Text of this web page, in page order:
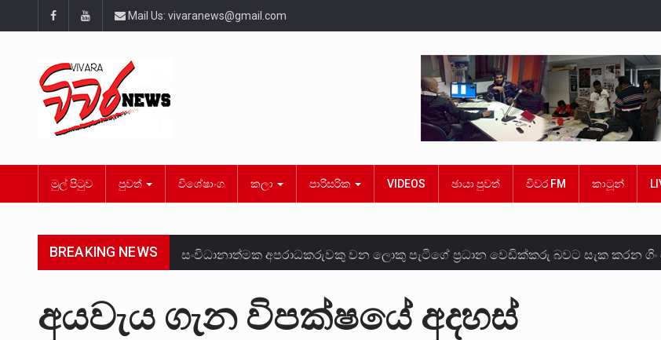
Mail Us: vivaranews@gmail.com
මුල් පිටුව පුවත් විශේෂාංග කලා පාරිසරික VIDEOS ඡායා පුවත් විවර FM කාටූන්
BREAKING NEWS සංවිධානාත්මක අපරාධකරුවකු වන ලොකු පැටිගේ ප්‍රධාන වෙඩික්කරු බවට සැක කරන ගිං
බන්ධනාගාර රැදවියන් 1,021 දෙනෙකු ඉකුත් වසර පහක කාලය තුලදී (2020 ජනවාරි 01 සිට
අයවැය ගැන විපක්ෂයේ අදහස්